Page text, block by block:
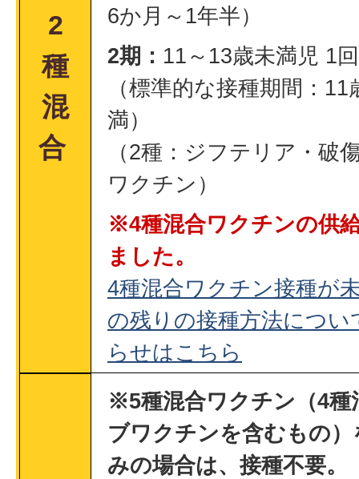
2
種
混
合
6か月～1年半）
2期： 11～13歳未満児 1
（標準的な接種期間：
満）
（2種：ジフテリア・破
ワクチン）
※4種混合ワクチンの供
ました。
4種混合ワクチン接種が
の残りの接種方法につい
らせはこちら
※5種混合ワクチン（4種
ブワクチンを含むもの）
みの場合は、接種不要。